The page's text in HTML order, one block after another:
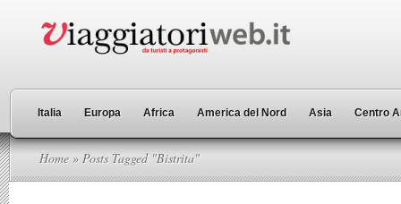
Italia Europa Africa America del Nord Asia Centro
Home » Posts Tagged "Bistrita"